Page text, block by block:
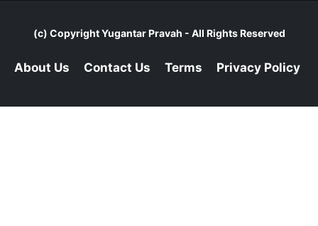
(c) CopyrightYugantar Pravah - All Rights Reserved
About Us Contact Us Terms Privacy Policy